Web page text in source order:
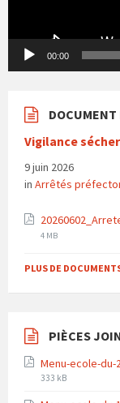
00:00
Vigilance
9 juin 2026
in Arrêtés
4 MB
PLUS DE
PIÈCES
Menu-ecole-du-
File
333 kB